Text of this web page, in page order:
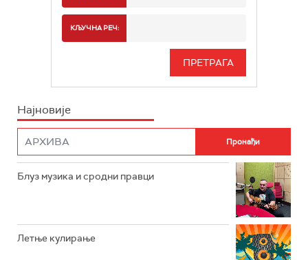
РАДИО БЕОГРАД 3
РАДИО РОКЕНРОЛЕР
РАДИО ЏЕЗЕР
ИНФО
КЉУЧНА РЕЧ:
Најновије
Блуз музика и сродни правци
Летње кулирање